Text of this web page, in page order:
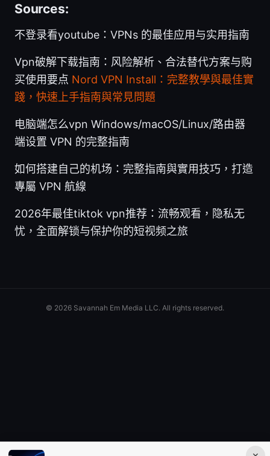
Sources:
不登录看youtube：VPNs 的最佳应用与实用指南
Vpn破解下载指南：风险解析、合法替代方案与购
买使用要点 Nord VPN Install：完整教學與最佳實
踐，快速上手指南與常見問題
电脑端怎么vpn Windows/macOS/Linux/路由器
端设置 VPN 的完整指南
如何搭建自己的机场：完整指南與實用技巧，打造
專屬 VPN 航線
2026年最佳tiktok vpn推荐：流畅观看，隐私无
忧，全面解锁与保护你的短视频之旅
© 2026 Savannah Em Media LLC. All rights reserved.